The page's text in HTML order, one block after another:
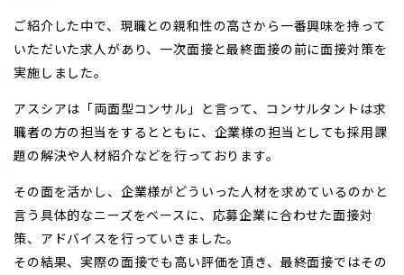
ご紹介した中で、現職との親和性の高さから一番興味を持って
いただいた求人があり、一次面接と最終面接の前に面接対策を
実施しました。
アスシアは「両面型コンサル」と言って、コンサルタントは求
職者の方の担当をするとともに、企業様の担当としても採用課
題の解決や人材紹介などを行っております。
その面を活かし、企業様がどういった人材を求めているのかと
言う具体的なニーズをベースに、応募企業に合わせた面接対
策、アドバイスを行っていきました。
その結果、実際の面接でも高い評価を頂き、最終面接ではその